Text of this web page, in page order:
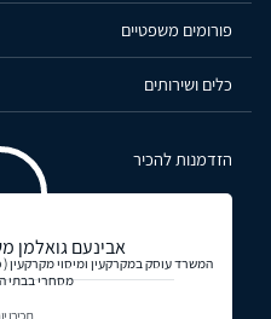
פורומים משפטיים
כלים ושירותים
הזדמנות להכיר
אבינעם גואלמן
המשרד עוסק במקרקעין ומיסוי מקרקעין (
מסחרי בבתי
תכירו